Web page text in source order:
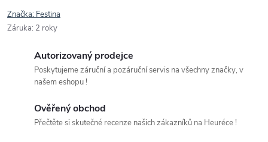
Značka: Festina
Záruka: 2 roky
Autorizovaný prodejce
Poskytujeme záruční a pozáruční servis na všechny značky, v
našem eshopu !
Ověřený obchod
Přečtěte si skutečné recenze našich zákazníků na Heuréce !